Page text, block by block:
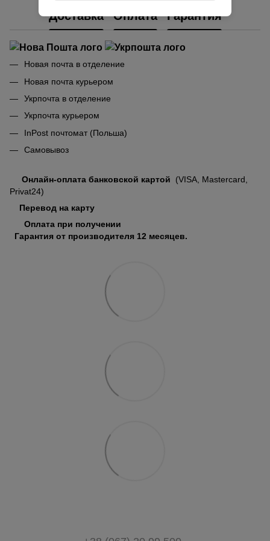
Доставка Оплата Гарантия
Новая почта в отделение
Новая почта курьером
Укрпочта в отделение
Укрпочта курьером
InPost почтомат (Польша)
Самовывоз
Онлайн-оплата банковской картой
(VISA, Mastercard,
Privat24)
Перевод на карту
Оплата при получении
Гарантия от производителя 12 месяцев.